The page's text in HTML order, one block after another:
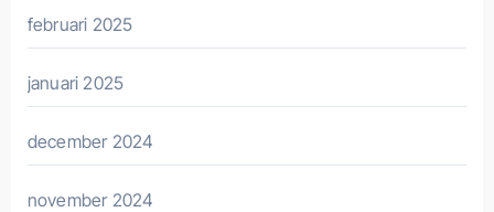
februari 2025
januari 2025
december 2024
november 2024